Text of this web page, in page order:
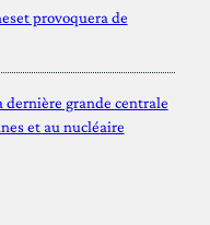
provoquera de
dernière grande centrale
et au nucléaire